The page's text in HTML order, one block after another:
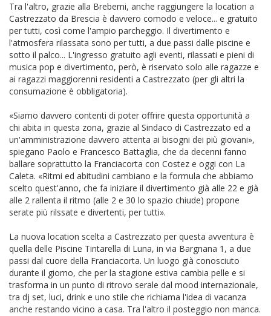
Tra l'altro, grazie alla Brebemi, anche raggiungere la location a
Castrezzato da Brescia è davvero comodo e veloce... e gratuito
per tutti, così come l'ampio parcheggio. Il divertimento e
l'atmosfera rilassata sono per tutti, a due passi dalle piscine e
sotto il palco... L'ingresso gratuito agli eventi, rilassati e pieni di
musica pop e divertimento, però, è riservato solo alle ragazze e
ai ragazzi maggiorenni residenti a Castrezzato (per gli altri la
consumazione è obbligatoria).
«Siamo davvero contenti di poter offrire questa opportunità a
chi abita in questa zona, grazie al Sindaco di Castrezzato ed a
un'amministrazione davvero attenta ai bisogni dei più giovani»,
spiegano Paolo e Francesco Battaglia, che da decenni fanno
ballare soprattutto la Franciacorta con Costez e oggi con La
Caleta. «Ritmi ed abitudini cambiano e la formula che abbiamo
scelto quest'anno, che fa iniziare il divertimento già alle 22 e già
alle 2 rallenta il ritmo (alle 2 e 30 lo spazio chiude) propone
serate più rilssate e divertenti, per tutti».
La nuova location scelta a Castrezzato per questa avventura è
quella delle Piscine Tintarella di Luna, in via Bargnana 1, a due
passi dal cuore della Franciacorta. Un luogo già conosciuto
durante il giorno, che per la stagione estiva cambia pelle e si
trasforma in un punto di ritrovo serale dal mood internazionale,
tra dj set, luci, drink e uno stile che richiama l'idea di vacanza
anche restando vicino a casa. Tra l'altro il posteggio non manca.